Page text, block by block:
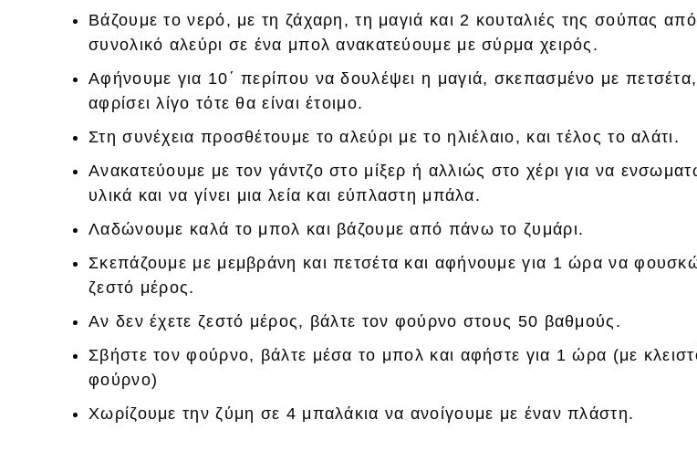
Βάζουμε το νερό, με τη ζάχαρη, τη μαγιά και 2 κουταλιές της σούπας
συνολικό αλεύρι σε ένα μπολ ανακατεύουμε με σύρμα χειρός.
Αφήνουμε για 10΄ περίπου να δουλέψει η μαγιά, σκεπασμένο με
αφρίσει λίγο τότε θα είναι έτοιμο.
Στη συνέχεια προσθέτουμε το αλεύρι με το ηλιέλαιο, και τέλος το αλάτι.
Ανακατεύουμε με τον γάντζο στο μίξερ ή αλλιώς στο χέρι για να
υλικά και να γίνει μια λεία και εύπλαστη μπάλα.
Λαδώνουμε καλά το μπολ και βάζουμε από πάνω το ζυμάρι.
Σκεπάζουμε με μεμβράνη και πετσέτα και αφήνουμε για 1 ώρα να
ζεστό μέρος.
Αν δεν έχετε ζεστό μέρος, βάλτε τον φούρνο στους 50 βαθμούς.
Σβήστε τον φούρνο, βάλτε μέσα το μπολ και αφήστε για 1 ώρα (με
φούρνο)
Χωρίζουμε την ζύμη σε 4 μπαλάκια να ανοίγουμε με έναν πλάστη.